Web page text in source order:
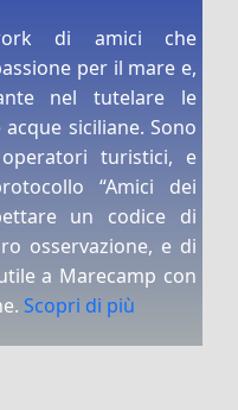
di amici che
per il mare e,
nel tutelare le
siciliane. Sono
turistici, e
“Amici dei
un codice di
osservazione, e di
a Marecamp con
Scopri di più